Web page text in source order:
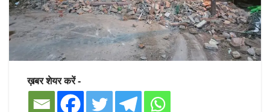
ख़बर शेयर करें -